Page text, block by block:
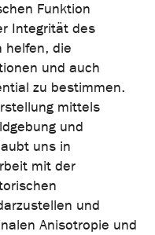
Funktion
Integrität des
helfen, die
und auch
zu bestimmen.
mittels
und
uns in
mit der
und
Anisotropie und